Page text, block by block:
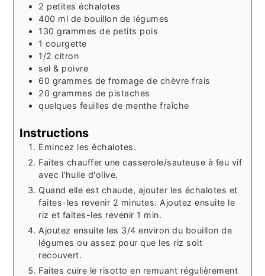
2 petites échalotes
400 ml de bouillon de légumes
130 grammes de petits pois
1 courgette
1/2 citron
sel & poivre
60 grammes de fromage de chèvre frais
20 grammes de pistaches
quelques feuilles de menthe fraîche
Instructions
Emincez les échalotes.
Faites chauffer une casserole/sauteuse à feu vif
avec l'huile d'olive.
Quand elle est chaude, ajouter les échalotes et
faites-les revenir 2 minutes. Ajoutez ensuite le
riz et faites-les revenir 1 min.
Ajoutez ensuite les 3/4 environ du bouillon de
légumes ou assez pour que les riz soit
recouvert.
Faites cuire le risotto en remuant régulièrement